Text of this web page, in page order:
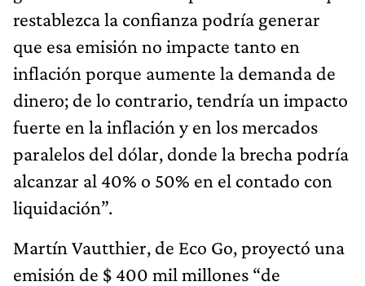
restablezca la confianza podría generar
que esa emisión no impacte tanto en
inflación porque aumente la demanda de
dinero; de lo contrario, tendría un impacto
fuerte en la inflación y en los mercados
paralelos del dólar, donde la brecha podría
alcanzar al 40% o 50% en el contado con
liquidación”.
Martín Vautthier, de Eco Go, proyectó una
emisión de $ 400 mil millones “de